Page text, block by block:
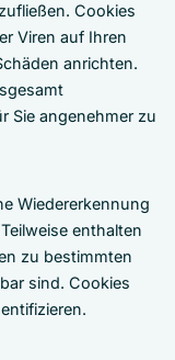
Cookies
Viren auf Ihren
anrichten.
Sie angenehmer zu
Wiedererkennung
enthalten
zu bestimmten
sind. Cookies